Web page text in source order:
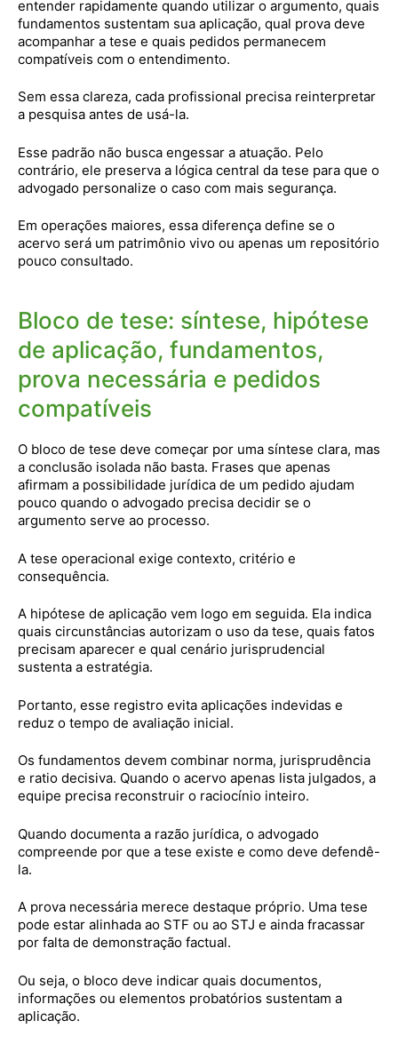
entender rapidamente quando utilizar o argumento, quais
fundamentos sustentam sua aplicação, qual prova deve
acompanhar a tese e quais pedidos permanecem
compatíveis com o entendimento.
Sem essa clareza, cada profissional precisa reinterpretar
a pesquisa antes de usá-la.
Esse padrão não busca engessar a atuação. Pelo
contrário, ele preserva a lógica central da tese para que o
advogado personalize o caso com mais segurança.
Em operações maiores, essa diferença define se o
acervo será um patrimônio vivo ou apenas um repositório
pouco consultado.
Bloco de tese: síntese, hipótese
de aplicação, fundamentos,
prova necessária e pedidos
compatíveis
O bloco de tese deve começar por uma síntese clara, mas
a conclusão isolada não basta. Frases que apenas
afirmam a possibilidade jurídica de um pedido ajudam
pouco quando o advogado precisa decidir se o
argumento serve ao processo.
A tese operacional exige contexto, critério e
consequência.
A hipótese de aplicação vem logo em seguida. Ela indica
quais circunstâncias autorizam o uso da tese, quais fatos
precisam aparecer e qual cenário jurisprudencial
sustenta a estratégia.
Portanto, esse registro evita aplicações indevidas e
reduz o tempo de avaliação inicial.
Os fundamentos devem combinar norma, jurisprudência
e ratio decisiva. Quando o acervo apenas lista julgados, a
equipe precisa reconstruir o raciocínio inteiro.
Quando documenta a razão jurídica, o advogado
compreende por que a tese existe e como deve defendê-
la.
A prova necessária merece destaque próprio. Uma tese
pode estar alinhada ao STF ou ao STJ e ainda fracassar
por falta de demonstração factual.
Ou seja, o bloco deve indicar quais documentos,
informações ou elementos probatórios sustentam a
aplicação.